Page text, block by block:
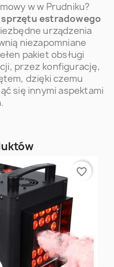
w w Prudniku?
estradowego
urządzenia
niezapomniane
pakiet obsługi
przez konfigurację,
dzięki czemu
się innymi aspektami
favorite_border